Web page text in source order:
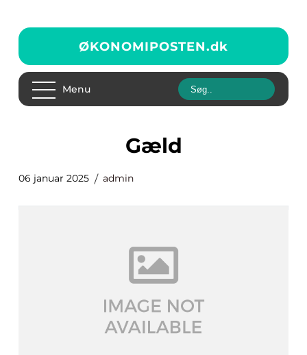
ØKONOMIPOSTEN.dk
Menu
Gæld
06 januar 2025 admin